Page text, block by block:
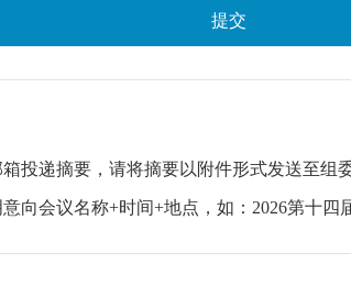
提交
投递摘要，请将摘要以附件形式发送至组
意向会议名称+时间+地点，如：2026第十